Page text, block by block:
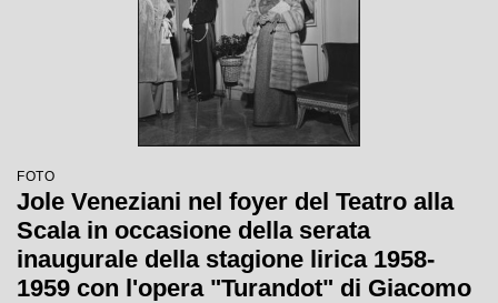
FOTO
Jole Veneziani nel foyer del Teatro alla
Scala in occasione della serata
inaugurale della stagione lirica 1958-
1959 con l'opera "Turandot" di Giacomo